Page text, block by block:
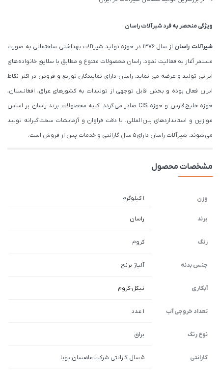
ویژگی منحصر به فرد شیرآلات راسان
شیرآلات راسان
از سال 1376 در حوزه تولید شیرآلات بهداشتی ساختمانی به صورت
مستمر آغاز به فعالیت نمود. راسان محصولات متنوع و مطابق با سلایق خانواده های
ایرانی تولید و عرضه می نماید. راسان دارای نمایندگان توزیع و فروش در اکثر نقاط
ایران فعال بوده و بخش قابل توجهی از تولیدات به کشورهای عراق، افغانستان،
حوزه خلیج فارس و حوزه CIS صادر می گردد. کلیه محصولات برند راسان بر اساس
موازین و استانداردهای بین المللی، با دقت فراوان و آزمایشات سخت گیرانه تولید
می شوند. شیرآلات راسان دارای 5 سال گارانتی و خدمات پس از فروش است.
مشخصات محصول
وزن 1 کیلوگرم
برند راسان
رنگ کروم
جنس بدنه آلیاژ برنج
آبکاری نیکل-کروم
تعداد خروجی آب 1 عدد
نوع رنگ براق
گارانتی 5 سال گارانتی شرکت ماهسان پویا